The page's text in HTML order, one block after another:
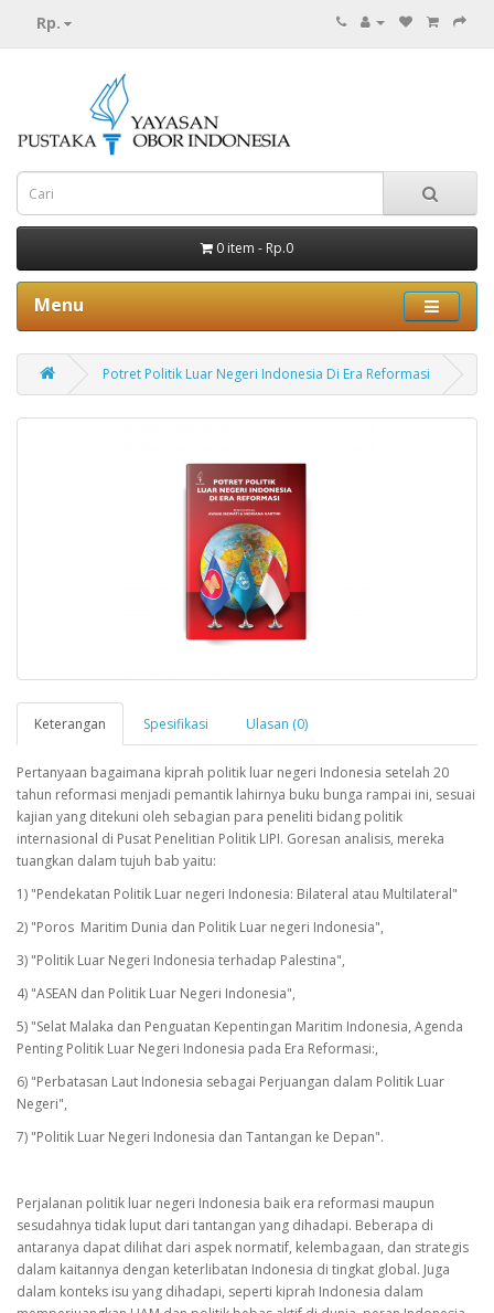
Rp.
0 item - Rp.0
Menu
Potret Politik Luar Negeri Indonesia Di Era Reformasi
Keterangan Spesifikasi Ulasan (0)
Pertanyaan bagaimana kiprah politik luar negeri Indonesia setelah 20
tahun reformasi menjadi pemantik lahirnya buku bunga rampai ini, sesuai
kajian yang ditekuni oleh sebagian para peneliti bidang politik
internasional di Pusat Penelitian Politik LIPI. Goresan analisis, mereka
tuangkan dalam tujuh bab yaitu:
1) "Pendekatan Politik Luar negeri Indonesia: Bilateral atau Multilateral"
2) "Poros Maritim Dunia dan Politik Luar negeri Indonesia",
3) "Politik Luar Negeri Indonesia terhadap Palestina",
4) "ASEAN dan Politik Luar Negeri Indonesia",
5) "Selat Malaka dan Penguatan Kepentingan Maritim Indonesia, Agenda
Penting Politik Luar Negeri Indonesia pada Era Reformasi:,
6) "Perbatasan Laut Indonesia sebagai Perjuangan dalam Politik Luar
Negeri",
7) "Politik Luar Negeri Indonesia dan Tantangan ke Depan".
Perjalanan politik luar negeri Indonesia baik era reformasi maupun
sesudahnya tidak luput dari tantangan yang dihadapi. Beberapa di
antaranya dapat dilihat dari aspek normatif, kelembagaan, dan strategis
dalam kaitannya dengan keterlibatan Indonesia di tingkat global. Juga
dalam konteks isu yang dihadapi, seperti kiprah Indonesia dalam